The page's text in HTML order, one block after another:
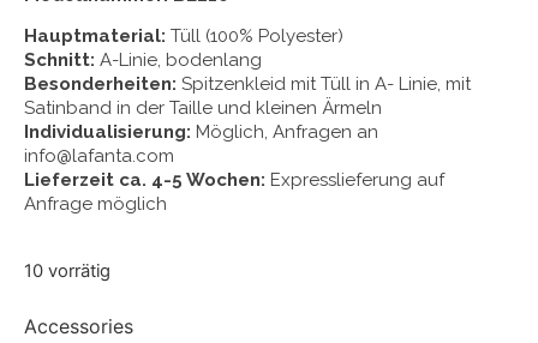
Hauptmaterial: Tüll (100% Polyester)
Schnitt: A-Linie, bodenlang
Besonderheiten: Spitzenkleid mit Tüll in A- Linie, mit
Satinband in der Taille und kleinen Ärmeln
Individualisierung: Möglich, Anfragen an
info@lafanta.com
Lieferzeit ca. 4-5 Wochen: Expresslieferung auf
Anfrage möglich
10 vorrätig
Accessories